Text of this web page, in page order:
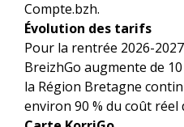
Compte.bzh.
Évolution des tarifs
Pour la rentrée 2026-
BreizhGo augmente de
la Région Bretagne
environ 90 % du coût